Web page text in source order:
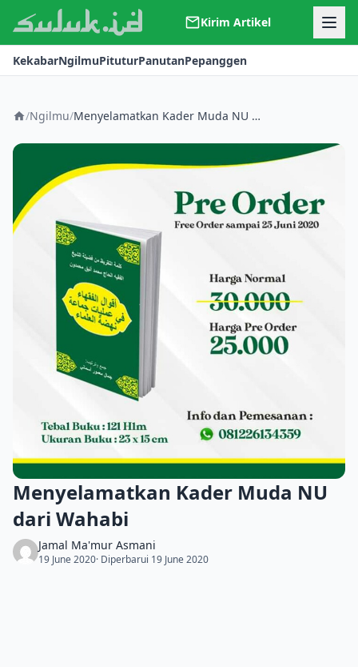
Kirim Artikel
Kerjasama
Kontak
KekabarNgilmuPituturPanutanPepanggen
/Ngilmu/ Menyelamatkan Kader Muda NU dari Wahabi
Menyelamatkan Kader Muda NU
dari Wahabi
Jamal Ma'mur Asmani
19 June 2020· Diperbarui 19 June 2020